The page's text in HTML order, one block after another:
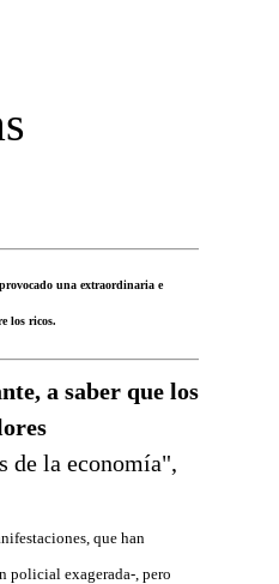
una extraordinaria e
los ricos.
a saber que los
de la economía",
que han
policial exagerada-, pero